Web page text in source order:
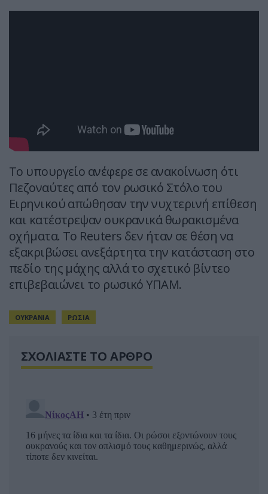
Το υπουργείο ανέφερε σε ανακοίνωση ότι
Πεζοναύτες από τον ρωσικό Στόλο του
Ειρηνικού απώθησαν την νυχτερινή επίθεση
και κατέστρεψαν ουκρανικά θωρακισμένα
οχήματα. Το Reuters δεν ήταν σε θέση να
εξακριβώσει ανεξάρτητα την κατάσταση στο
πεδίο της μάχης αλλά το σχετικό βίντεο
επιβεβαιώνει το ρωσικό ΥΠΑΜ.
ΟΥΚΡΑΝΙΑ ΡΩΣΙΑ
ΣΧΟΛΙΑΣΤΕ ΤΟ ΑΡΘΡΟ